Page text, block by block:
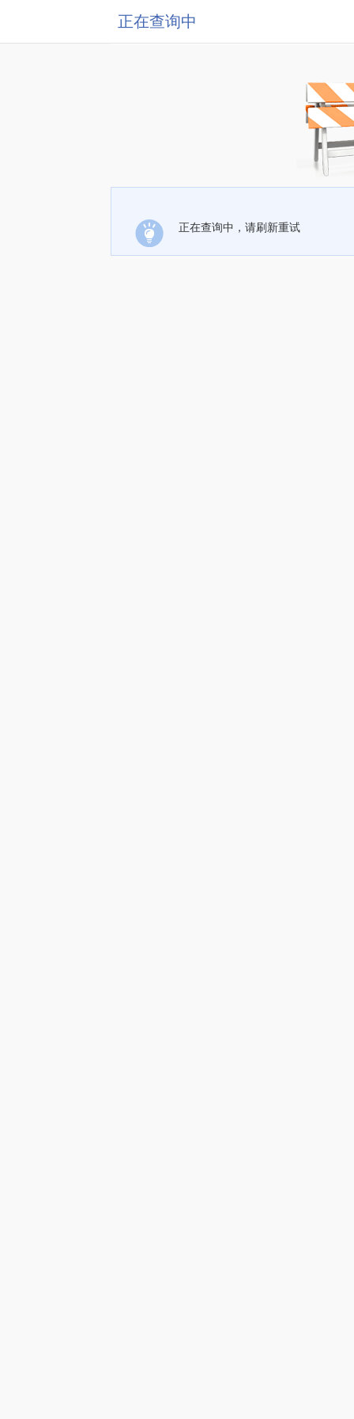
正在查询中
正在查询中，请刷新重试